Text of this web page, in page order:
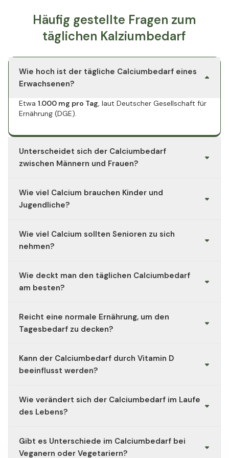
Häufig gestellte Fragen zum
täglichen Kalziumbedarf
Wie hoch ist der tägliche Calciumbedarf eines
Erwachsenen?
Etwa 1.000 mg pro Tag, laut Deutscher Gesellschaft für
Ernährung (DGE).
Unterscheidet sich der Calciumbedarf
zwischen Männern und Frauen?
Nur in Schwangerschaft oder Stillzeit kann der Bedarf
leicht steigen.
Wie viel Calcium brauchen Kinder und
Jugendliche?
7–9 Jahre: ca. 900 mg
10–19 Jahre: ca. 1.200 mgWegen des Wachstums ist
Wie viel Calcium sollten Senioren zu sich
nehmen?
empfohlen, um Knochenschwund vorzubeugen.
Wie deckt man den täglichen Calciumbedarf
am besten?
grünes Gemüse, calciumhaltiges Mineralwasser oder
angereicherte pflanzliche Alternativen.
Reicht eine normale Ernährung, um den
Tagesbedarf zu decken?
oder Erkrankungen kann eine Ergänzung sinnvoll sein.
Kann der Calciumbedarf durch Vitamin D
beeinflusst werden?
Calcium schlechter aufnehmen, selbst wenn genug
zugeführt wird.
Wie verändert sich der Calciumbedarf im Laufe
des Lebens?
Erwachsenenalter aber relativ konstant bei etwa 1.000
mg täglich.
Gibt es Unterschiede im Calciumbedarf bei
Veganern oder Vegetariern?